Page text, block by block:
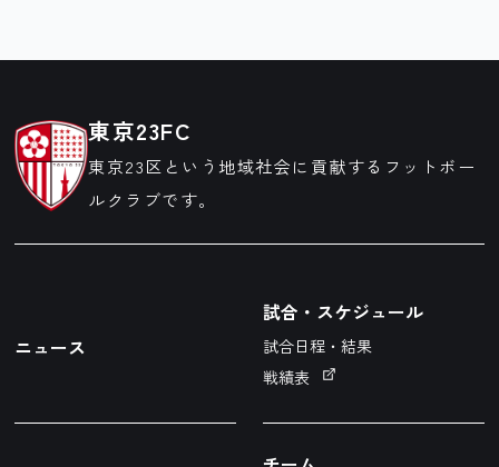
東京23FC
東京23区という地域社会に貢献するフットボー
ルクラブです。
ニュース
試合・スケジュール
試合日程・結果
戦績表